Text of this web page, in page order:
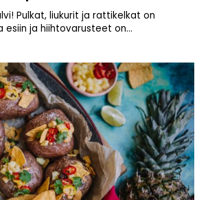
Pulkat, liukurit ja rattikelkat on
ja hiihtovarusteet on...